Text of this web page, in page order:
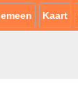
Kaart